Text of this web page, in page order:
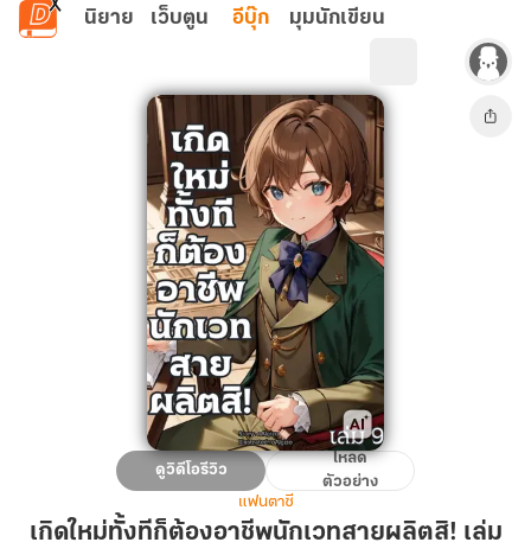
ข้ามไปยังเนื้อหาหลัก
นิยาย เว็บตูน อีบุ๊ก มุมนักเขียน
เกิด
ใหม่
ทั้งที
ดูวิดีโอรีวิว
โหลด
ตัวอย่าง
แฟนตาซี
เกิดใหม่ทั้งทีก็ต้องอาชีพนักเวทสายผลิตสิ! เล่ม